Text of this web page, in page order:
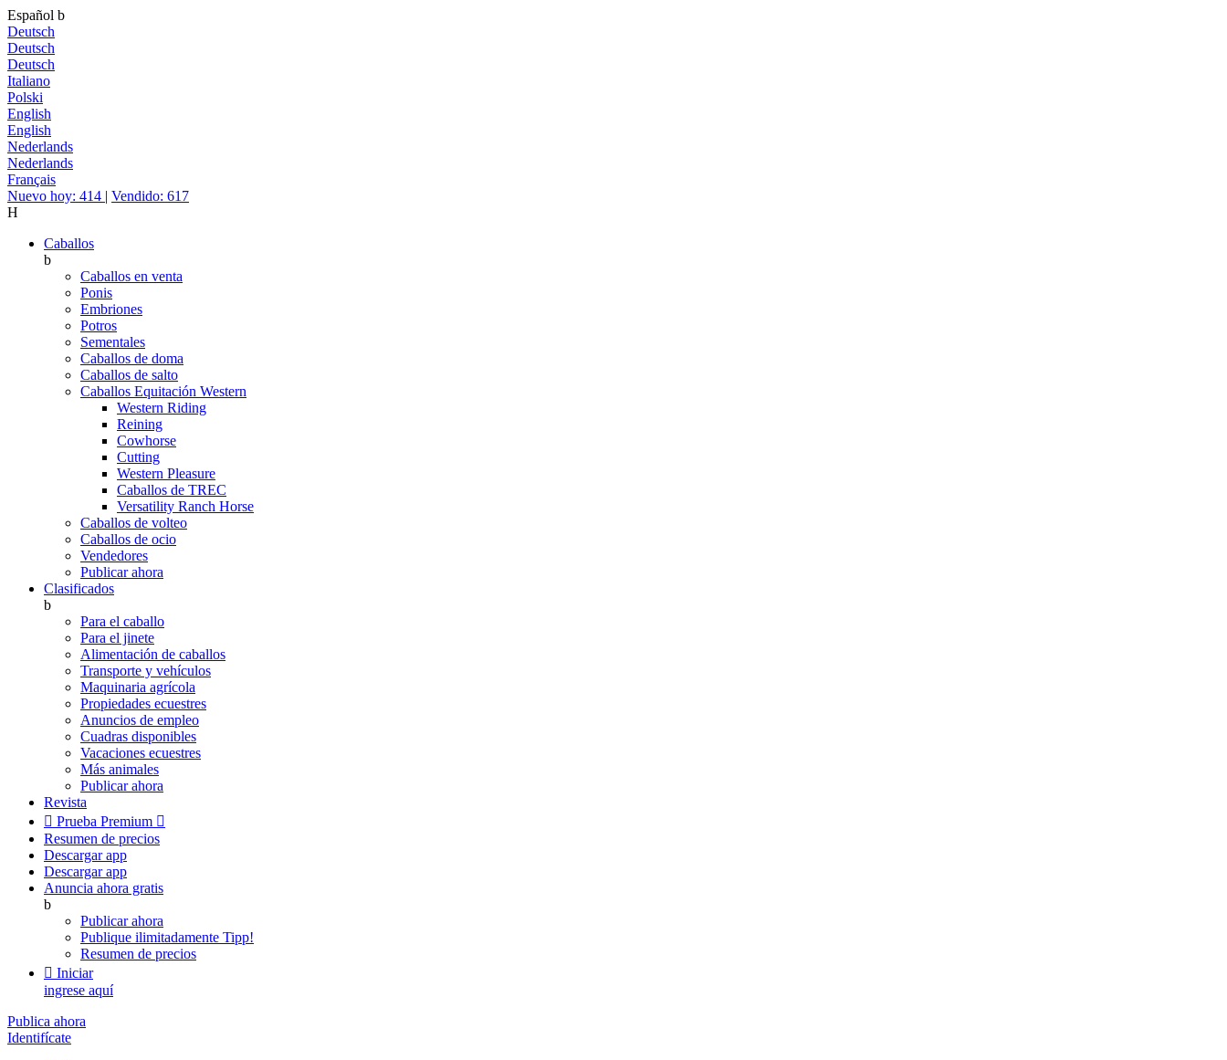
Español b
Deutsch
Deutsch
Deutsch
Italiano
Polski
English
English
Nederlands
Nederlands
Français
Nuevo hoy: 414 | Vendido: 617
H
Caballos
b
Caballos en venta
Ponis
Embriones
Potros
Sementales
Caballos de doma
Caballos de salto
Caballos Equitación Western
Western Riding
Reining
Cowhorse
Cutting
Western Pleasure
Caballos de TREC
Versatility Ranch Horse
Caballos de volteo
Caballos de ocio
Vendedores
Publicar ahora
Clasificados
b
Para el caballo
Para el jinete
Alimentación de caballos
Transporte y vehículos
Maquinaria agrícola
Propiedades ecuestres
Anuncios de empleo
Cuadras disponibles
Vacaciones ecuestres
Más animales
Publicar ahora
Revista
 Prueba Premium 
Resumen de precios
Descargar app
Descargar app
Anuncia ahora gratis
b
Publicar ahora
Publique ilimitadamente Tipp!
Resumen de precios
 Iniciar
ingrese aquí
Publica ahora
Identifícate